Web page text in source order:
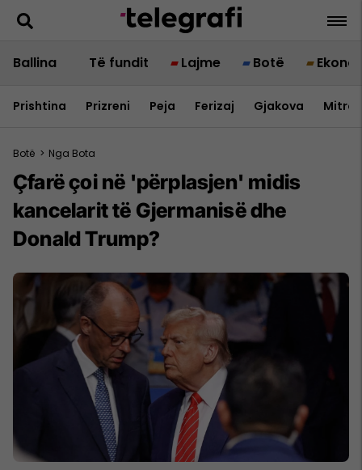
Ballina Të fundit Lajme Botë
Prishtina Prizreni Peja Ferizaj Gjakova
Botë > Nga Bota
Çfarë çoi në 'përplasjen' midis
kancelarit të Gjermanisë dhe
Donald Trump?